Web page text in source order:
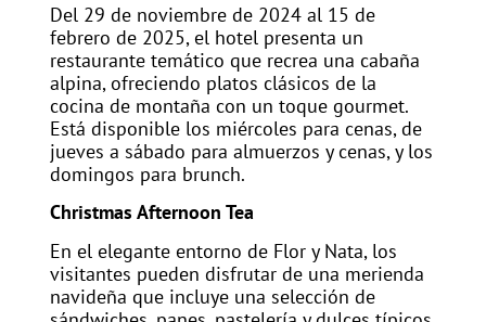
Del 29 de noviembre de 2024 al 15 de
febrero de 2025, el hotel presenta un
restaurante temático que recrea una cabaña
alpina, ofreciendo platos clásicos de la
cocina de montaña con un toque gourmet.
Está disponible los miércoles para cenas, de
jueves a sábado para almuerzos y cenas, y los
domingos para brunch.
Christmas Afternoon Tea
En el elegante entorno de Flor y Nata, los
visitantes pueden disfrutar de una merienda
navideña que incluye una selección de